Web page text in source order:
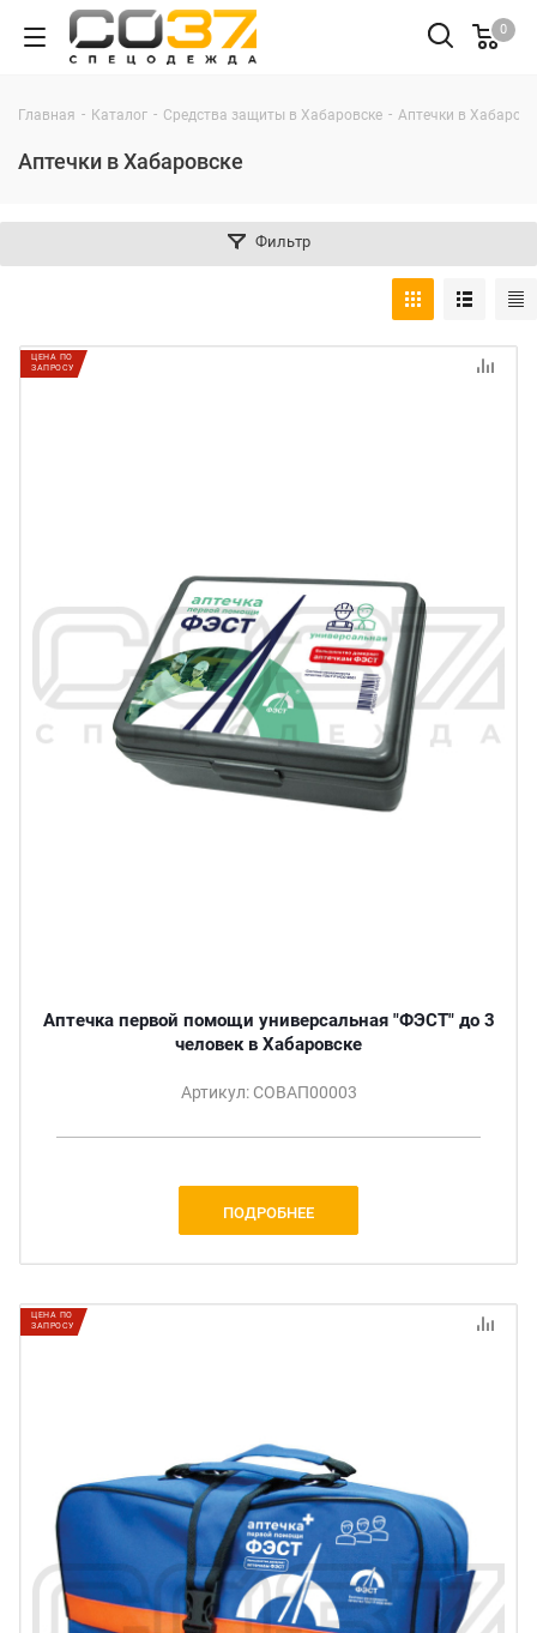
0
Главная - Каталог - Средства защиты в Хабаровске - Аптечки в
Аптечки в Хабаровске
Фильтр
ЦЕНА ПО
ЗАПРОСУ
Аптечка первой помощи универсальная "ФЭСТ" до 3
человек в Хабаровске
Артикул: СОВАП00003
ПОДРОБНЕЕ
ЦЕНА ПО
ЗАПРОСУ